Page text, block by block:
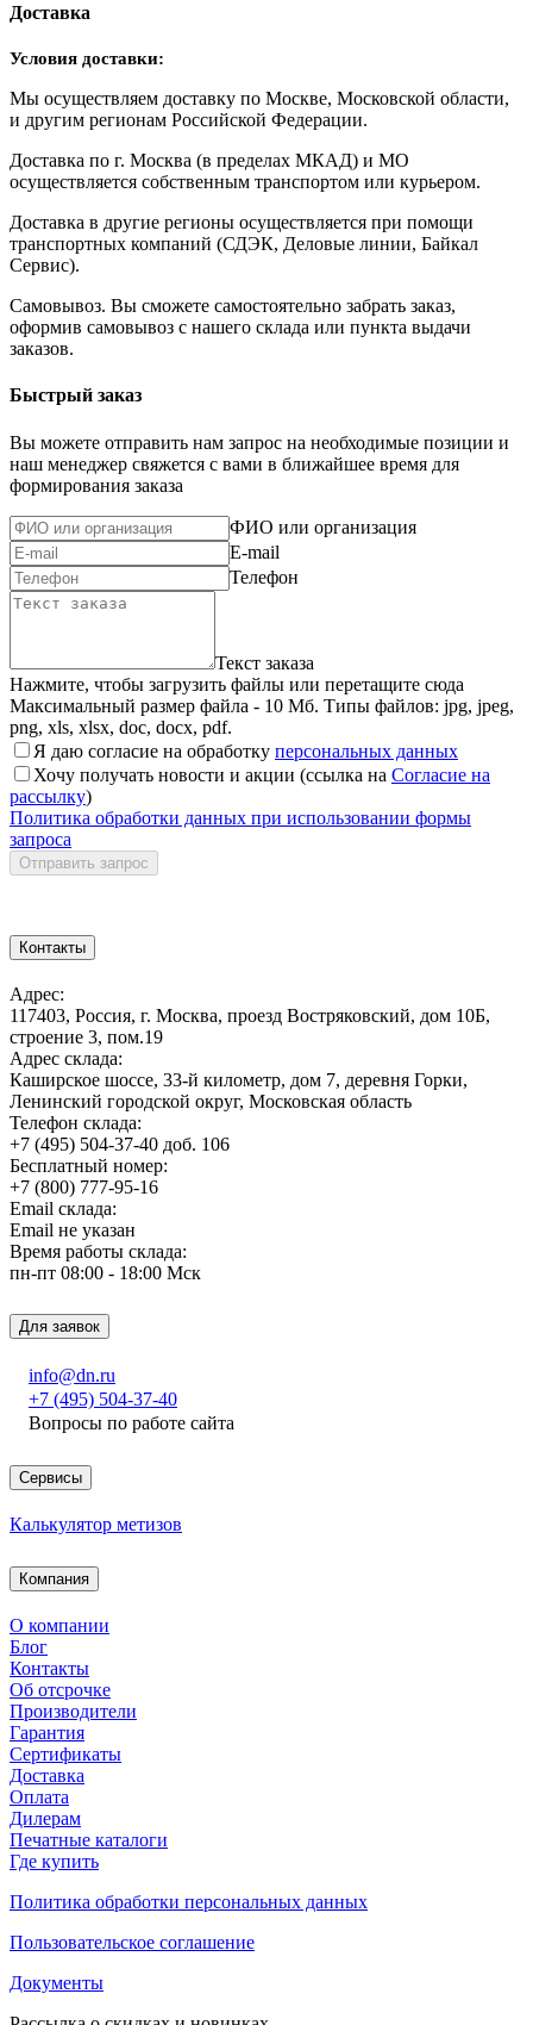
Доставка
Условия доставки:
Мы осуществляем доставку по Москве, Московской области,
и другим регионам Российской Федерации.
Доставка по г. Москва (в пределах МКАД) и МО
осуществляется собственным транспортом или курьером.
Доставка в другие регионы осуществляется при помощи
транспортных компаний (СДЭК, Деловые линии, Байкал
Сервис).
Самовывоз. Вы сможете самостоятельно забрать заказ,
оформив самовывоз с нашего склада или пункта выдачи
заказов.
Быстрый заказ
Вы можете отправить нам запрос на необходимые позиции и
наш менеджер свяжется с вами в ближайшее время для
формирования заказа
ФИО или организация
E-mail
Телефон
Текст заказа
Нажмите, чтобы загрузить файлы или перетащите сюда
Максимальный размер файла - 10 Мб. Типы файлов: jpg, jpeg,
png, xls, xlsx, doc, docx, pdf.
Я даю согласие на обработку персональных данных
Хочу получать новости и акции (ссылка на Согласие на
рассылку)
Политика обработки данных при использовании формы
запроса
Отправить запрос
Контакты
Адрес:
117403, Россия, г. Москва, проезд Востряковский, дом 10Б,
строение 3, пом.19
Адрес склада:
Каширское шоссе, 33-й километр, дом 7, деревня Горки,
Ленинский городской округ, Московская область
Телефон склада:
+7 (495) 504-37-40 доб. 106
Бесплатный номер:
+7 (800) 777-95-16
Email склада:
Email не указан
Время работы склада:
пн-пт 08:00 - 18:00 Мск
Для заявок
info@dn.ru
+7 (495) 504-37-40
Вопросы по работе сайта
Сервисы
Калькулятор метизов
Компания
О компании
Блог
Контакты
Об отсрочке
Производители
Гарантия
Сертификаты
Доставка
Оплата
Дилерам
Печатные каталоги
Где купить
Политика обработки персональных данных
Пользовательское соглашение
Документы